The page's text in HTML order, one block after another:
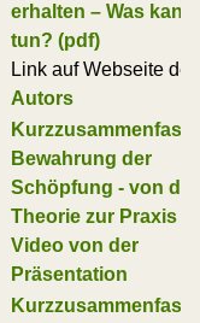
erhalten – Was kann
tun? (pdf)
Link auf Webseite des
Autors
Bewahrung der
Schöpfung - von der
Theorie zur Praxis
Video von der
Präsentation